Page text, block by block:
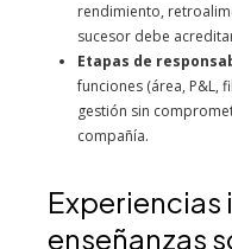
rendimiento,
sucesor debe
Etapas de
funciones (área, P&L,
gestión sin
compañía.
Experiencias
enseñanzas